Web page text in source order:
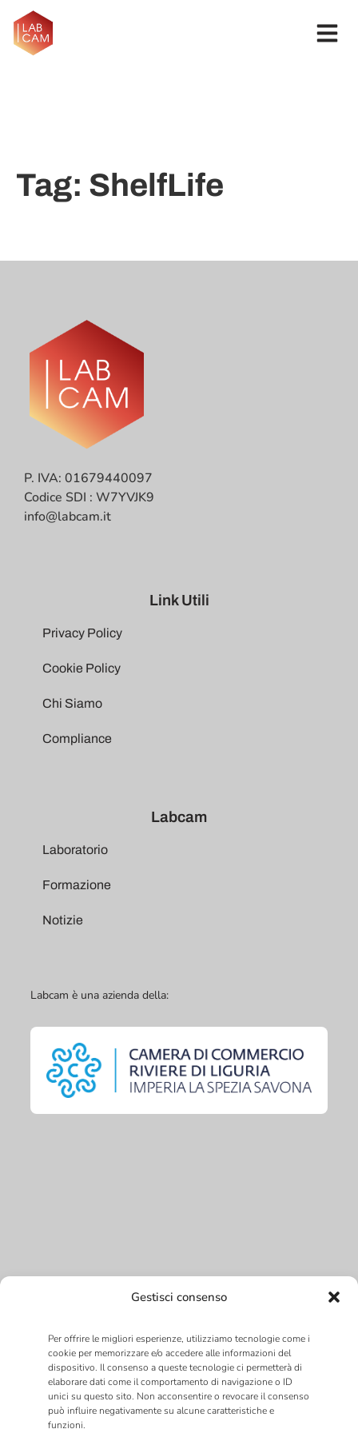
Gestisci consenso
Per offrire le migliori esperienze, utilizziamo tecnologie come i
cookie per memorizzare e/o accedere alle informazioni del
dispositivo. Il consenso a queste tecnologie ci permetterà di
elaborare dati come il comportamento di navigazione o ID
unici su questo sito. Non acconsentire o revocare il consenso
può influire negativamente su alcune caratteristiche e
funzioni.
Tag: ShelfLife
P. IVA: 01679440097
Codice SDI : W7YVJK9
info@labcam.it
Link Utili
Privacy Policy
Cookie Policy
Chi Siamo
Compliance
Labcam
Laboratorio
Formazione
Notizie
Labcam è una azienda della: